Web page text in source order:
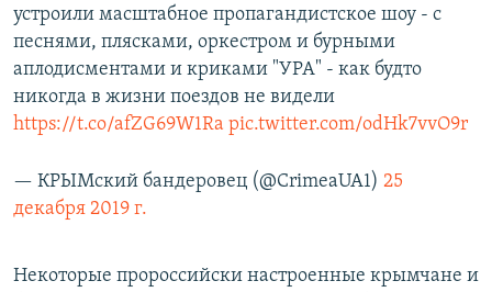
устроили масштабное пропагандистское шоу - с
песнями, плясками, оркестром и бурными
аплодисментами и криками "УРА" - как будто
никогда в жизни поездов не видели
https://t.co/afZG69W1Ra pic.twitter.com/odHk7vvO9r
— КРЫМский бандеровец (@CrimeaUA1) 25
декабря 2019 г.
Некоторые пророссийски настроенные крымчане и